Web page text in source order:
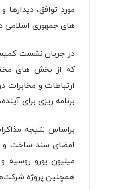
مورد توافق،
های جمهوری اسلامی
که از بخش های
ارتباطات و مخابرات
برنامه ریزی برای
براساس نتیجه
میلیون یورو روسیه
همچنین پروژه